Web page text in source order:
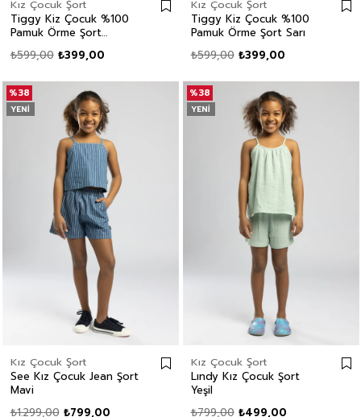
Kız Çocuk Şort
Tiggy Kiz Çocuk %100
Pamuk Örme Şort
₺399,00
₺599,00
Kız Çocuk Şort
Tiggy Kiz Çocuk %100
Pamuk Örme Şort Sarı
₺399,00
₺599,00
Kız Çocuk Şort
See Kız Çocuk Jean Şort
Mavi
₺799,00
₺1.299,00
%38
YENI
Kız Çocuk Şort
Lındy Kız Çocuk Şort
Yeşil
₺499,00
₺799,00
%38
YENI